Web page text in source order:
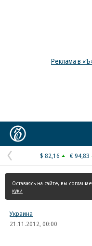
Реклама в
Предыдущая
страница
$ 82,16 € 94,83
Оставаясь на сайте, вы
куки
Украина
21.11.2012, 00:00